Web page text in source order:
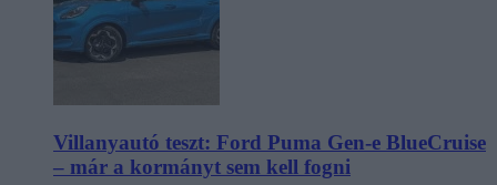
Villanyautó teszt: Ford Puma Gen-e BlueCruise
– már a kormányt sem kell fogni